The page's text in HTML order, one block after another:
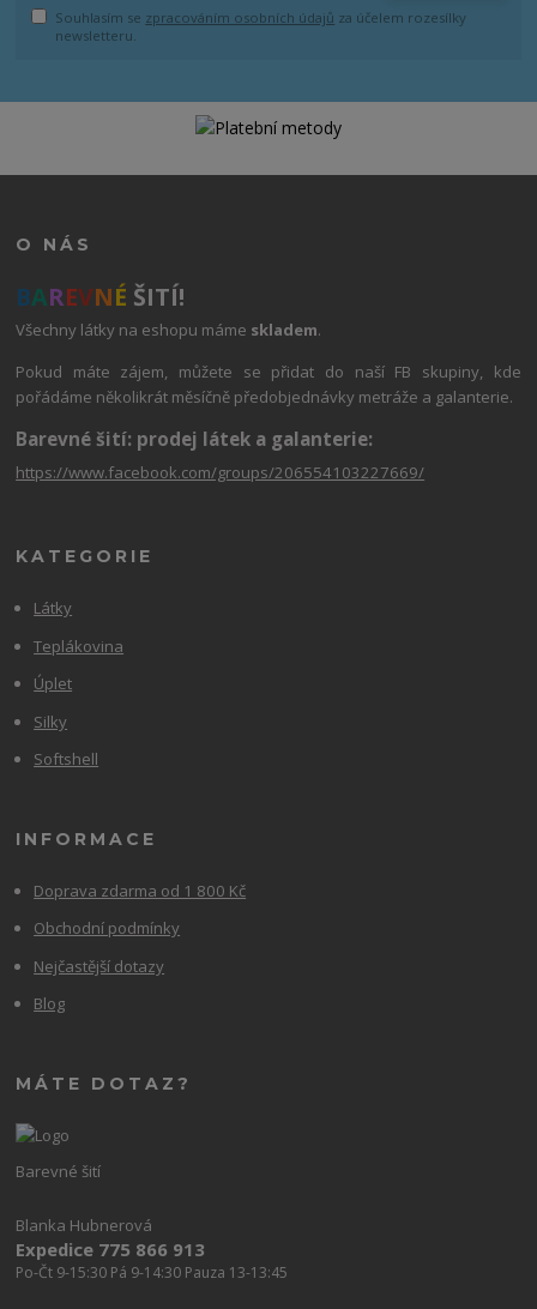
Souhlasím se zpracováním osobních údajů za účelem rozesílky
newsletteru.
O NÁS
BAREVNÉ ŠITÍ!
Všechny látky na eshopu máme skladem.
Pokud máte zájem, můžete se přidat do naší FB skupiny, kde
pořádáme několikrát měsíčně předobjednávky metráže a galanterie.
Barevné šití: prodej látek a galanterie:
https://www.facebook.com/groups/206554103227669/
KATEGORIE
Látky
Teplákovina
Úplet
Silky
Softshell
INFORMACE
Doprava zdarma od 1 800 Kč
Obchodní podmínky
Nejčastější dotazy
Blog
MÁTE DOTAZ?
Barevné šití
Blanka Hubnerová
Expedice 775 866 913
Po-Čt 9-15:30 Pá 9-14:30 Pauza 13-13:45